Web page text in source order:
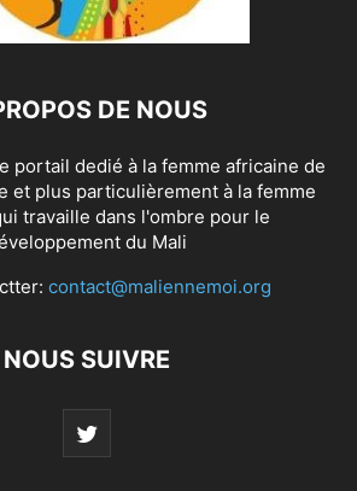
DE NOUS
portail dedié à la femme africaine de
et plus particulièrement à la femme
travaille dans l'ombre pour le
du Mali
contact@maliennemoi.org
NOUS SUIVRE